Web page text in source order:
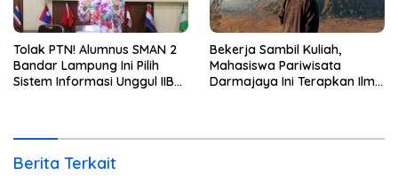
Tolak PTN! Alumnus SMAN 2
Bandar Lampung Ini Pilih
Sistem Informasi Unggul IIB
Bekerja Sambil Kuliah,
Mahasiswa Pariwisata
Darmajaya Ini Terapkan Ilmu
Berita Terkait